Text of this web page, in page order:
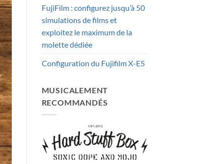
FujiFilm : configurez jusqu’à 50
simulations de films et
exploitez le maximum de la
molette dédiée
Configuration du Fujifilm X-E5
MUSICALEMENT
RECOMMANDÉS